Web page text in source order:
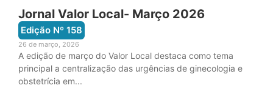
Jornal Valor Local- Março 2026
Edição Nº 158
26 de março, 2026
A edição de março do Valor Local destaca como tema
principal a centralização das urgências de ginecologia e
obstetrícia em...